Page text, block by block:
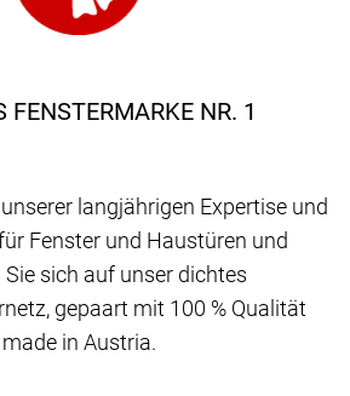
FENSTERMARKE NR. 1
langjährigen Expertise und
Fenster und Haustüren und
sich auf unser dichtes
gepaart mit 100 % Qualität
made in Austria.